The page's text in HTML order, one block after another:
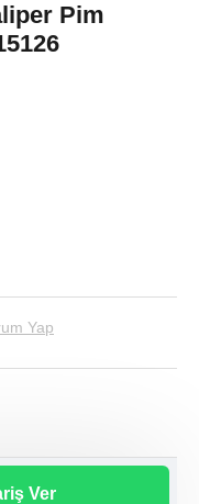
Pim
Yap
Ver